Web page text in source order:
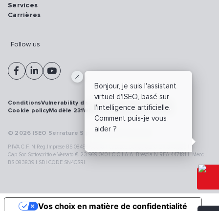
Bonjour, je suis l'assistant
virtuel d'ISEO, basé sur
l'intelligence artificielle.
Comment puis-je vous
aider ?
Services
Carrières
Follow us
© 2026 ISEO Serrature S.p.A. All right reserved
P.IVA C.F. N.Reg.Imprese BS 08499190018 | Cap.Soc.Deliberato € 24.340.965 |
Cap.Soc.Sottoscritto e Versato € 23.969.040 | C.C.I.A.A. Brescia N.REA 447181 |. Mecc.
BS 083839 | SDI CODE SN4CSRI
ConditionsVulnerability disclosure policy
Privacy policy
Cookie policyModèle 231WhistleblowingCybersécurité
Vos choix en matière de confidentialité